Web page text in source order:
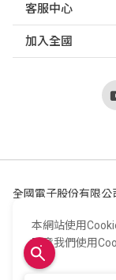
客服中心
加入全國
全國電子股份有限
Copyright ©2026©
本網站使用
同意我們使用